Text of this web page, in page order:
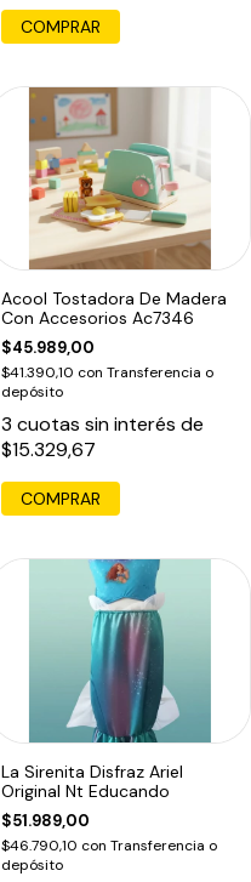
COMPRAR
Acool Tostadora De Madera
Con Accesorios Ac7346
$45.989,00
$41.390,10 con Transferencia o
depósito
3 cuotas sin interés de
$15.329,67
COMPRAR
La Sirenita Disfraz Ariel
Original Nt Educando
$51.989,00
$46.790,10 con Transferencia o
depósito